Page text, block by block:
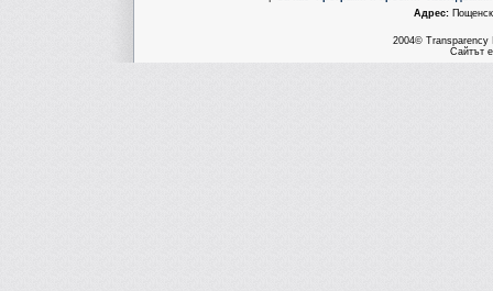
Aдрес:
2004© Transparency
Сайтът